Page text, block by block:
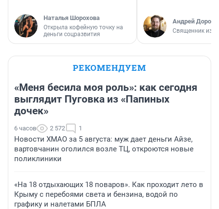
Наталья Шорохова
Открыла кофейную точку на
деньги соцразвития
Андрей
Священник из
РЕКОМЕНДУЕМ
«Меня бесила моя роль»: как сегодня
выглядит Пуговка из «Папиных
дочек»
6 часов 2 572 1
Новости ХМАО за 5 августа: муж дает деньги Айзе,
вартовчанин оголился возле ТЦ, откроются новые
поликлиники
«На 18 отдыхающих 18 поваров». Как проходит лето в
Крыму с перебоями света и бензина, водой по
графику и налетами БПЛА